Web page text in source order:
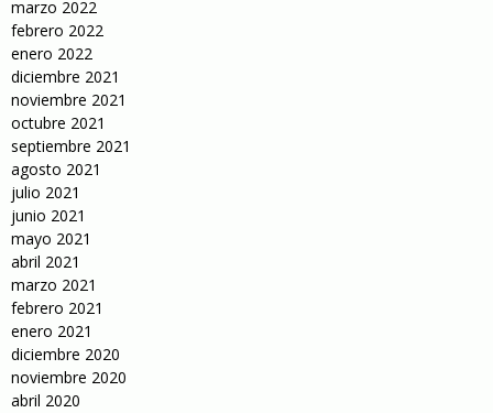
marzo 2022
febrero 2022
enero 2022
diciembre 2021
noviembre 2021
octubre 2021
septiembre 2021
agosto 2021
julio 2021
junio 2021
mayo 2021
abril 2021
marzo 2021
febrero 2021
enero 2021
diciembre 2020
noviembre 2020
abril 2020